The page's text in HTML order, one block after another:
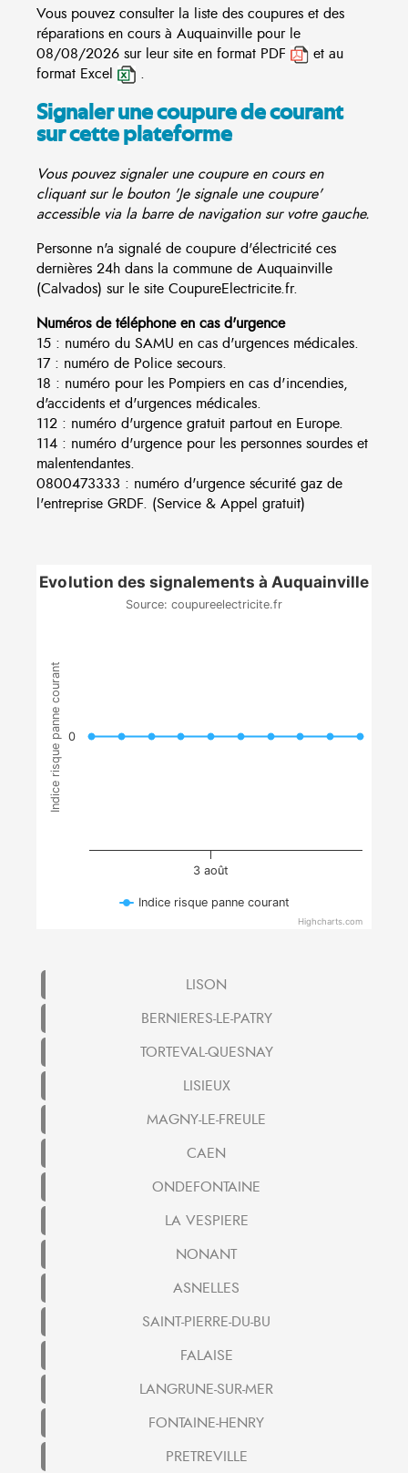
Vous pouvez consulter la liste des coupures et des
réparations en cours à Auquainville pour le
08/08/2026 sur leur site en format PDF
et au
format Excel
.
Signaler une coupure de courant
sur cette plateforme
Vous pouvez signaler une coupure en cours en
cliquant sur le bouton 'Je signale une coupure'
accessible via la barre de navigation sur votre gauche.
Personne n'a signalé de coupure d'électricité ces
dernières 24h dans la commune de Auquainville
(Calvados) sur le site CoupureElectricite.fr.
Numéros de téléphone en cas d'urgence
15 : numéro du SAMU en cas d'urgences médicales.
17 : numéro de Police secours.
18 : numéro pour les Pompiers en cas d'incendies,
d'accidents et d'urgences médicales.
112 : numéro d'urgence gratuit partout en Europe.
114 : numéro d'urgence pour les personnes sourdes et
malentendantes.
0800473333 : numéro d'urgence sécurité gaz de
l'entreprise GRDF. (Service & Appel gratuit)
Indice risque panne courant
Evolution des signalements à Auquainville
Source: coupureelectricite.fr
3 août
0
Indice risque panne courant
Highcharts.com
LISON
BERNIERES-LE-PATRY
TORTEVAL-QUESNAY
LISIEUX
MAGNY-LE-FREULE
CAEN
ONDEFONTAINE
LA VESPIERE
NONANT
ASNELLES
SAINT-PIERRE-DU-BU
FALAISE
LANGRUNE-SUR-MER
FONTAINE-HENRY
PRETREVILLE